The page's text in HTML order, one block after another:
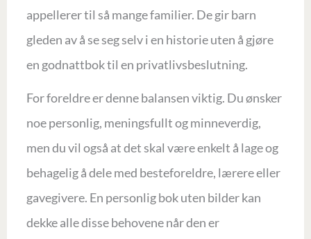
appellerer til så mange familier. De gir barn
gleden av å se seg selv i en historie uten å gjøre
en godnattbok til en privatlivsbeslutning.
For foreldre er denne balansen viktig. Du ønsker
noe personlig, meningsfullt og minneverdig,
men du vil også at det skal være enkelt å lage og
behagelig å dele med besteforeldre, lærere eller
gavegivere. En personlig bok uten bilder kan
dekke alle disse behovene når den er